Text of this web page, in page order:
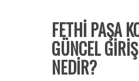
FETHİ PAŞA
GÜNCEL
NEDİR?